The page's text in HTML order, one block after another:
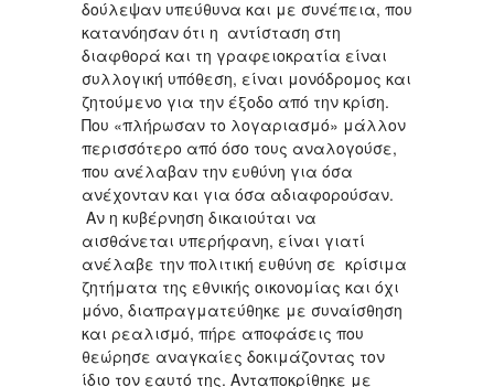
δούλεψαν υπεύθυνα και με συνέπεια, που
κατανόησαν ότι η αντίσταση στη
διαφθορά και τη γραφειοκρατία είναι
συλλογική υπόθεση, είναι μονόδρομος και
ζητούμενο για την έξοδο από την κρίση.
Που «πλήρωσαν το λογαριασμό» μάλλον
περισσότερο από όσο τους αναλογούσε,
που ανέλαβαν την ευθύνη για όσα
ανέχονταν και για όσα αδιαφορούσαν.
Αν η κυβέρνηση δικαιούται να
αισθάνεται υπερήφανη, είναι γιατί
ανέλαβε την πολιτική ευθύνη σε κρίσιμα
ζητήματα της εθνικής οικονομίας και όχι
μόνο, διαπραγματεύθηκε με συναίσθηση
και ρεαλισμό, πήρε αποφάσεις που
θεώρησε αναγκαίες δοκιμάζοντας τον
ίδιο τον εαυτό της. Ανταποκρίθηκε με